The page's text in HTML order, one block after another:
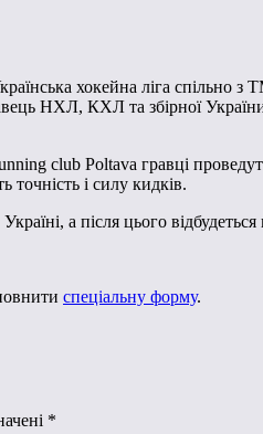
хокейна ліга спільно
НХЛ, КХЛ та збірної України
club Poltava гравці
і силу кидків.
а після цього
спеціальну форму.
*